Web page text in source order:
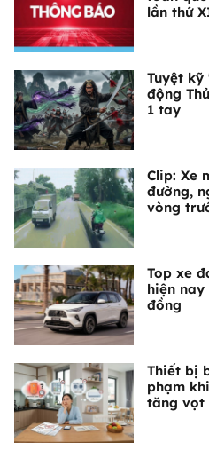
lần thứ
Tuyệt kỹ
động
1 tay
Clip: Xe
đường,
vòng
Top xe
hiện
đồng
Thiết bị
phạm
tăng vọt